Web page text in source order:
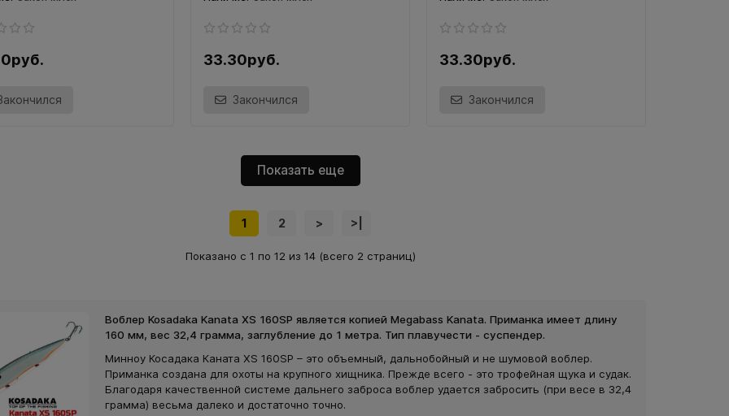
33.30руб.
Закончился
33.30руб.
Закончился
Показать еще
1 2 > >|
Показано с 1 по 12 из 14 (всего 2 страниц)
Воблер Kosadaka Kanata XS 160SP является копией Megabass Kanata. Приманка имеет длину
160 мм, вес 32,4 грамма, заглубление до 1 метра. Тип плавучести - суспендер.
Минноу Косадака Каната XS 160SP – это объемный, дальнобойный и не шумовой воблер.
Приманка создана для охоты на крупного хищника. Прежде всего - это трофейная щука и судак.
Благодаря качественной системе дальнего заброса воблер удается забросить (при весе в 32,4
грамма) весьма далеко и достаточно точно.